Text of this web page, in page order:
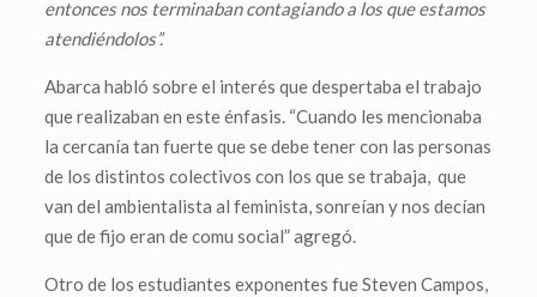
entonces nos terminaban contagiando a los que estamos
atendiéndolos”.
Abarca habló sobre el interés que despertaba el trabajo
que realizaban en este énfasis. “Cuando les mencionaba
la cercanía tan fuerte que se debe tener con las personas
de los distintos colectivos con los que se trabaja, que
van del ambientalista al feminista, sonreían y nos decían
que de fijo eran de comu social” agregó.
Otro de los estudiantes exponentes fue Steven Campos,